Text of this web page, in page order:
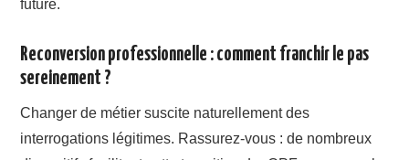
future.
Reconversion professionnelle : comment franchir le pas
sereinement ?
Changer de métier suscite naturellement des
interrogations légitimes. Rassurez-vous : de nombreux